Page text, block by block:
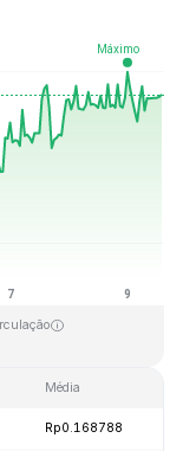
Média
Rp0.168788